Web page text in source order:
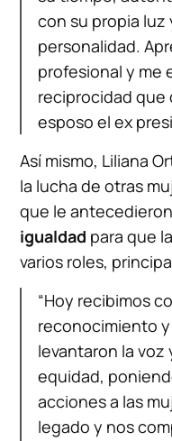
con su propia
personalidad.
profesional y me
reciprocidad
esposo el ex
Así mismo, Liliana
la lucha de otras
que le
igualdad para que
varios roles,
“Hoy recibimos
reconocimiento
levantaron la voz
equidad,
acciones a las
legado y nos